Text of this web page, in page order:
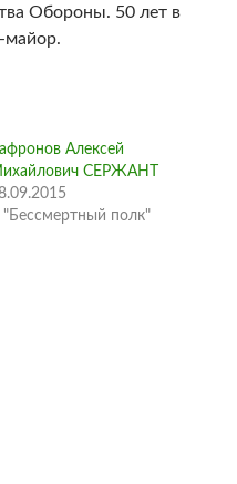
Обороны. 50 лет в
майор.
Алексей
СЕРЖАНТ
"Бессмертный полк"